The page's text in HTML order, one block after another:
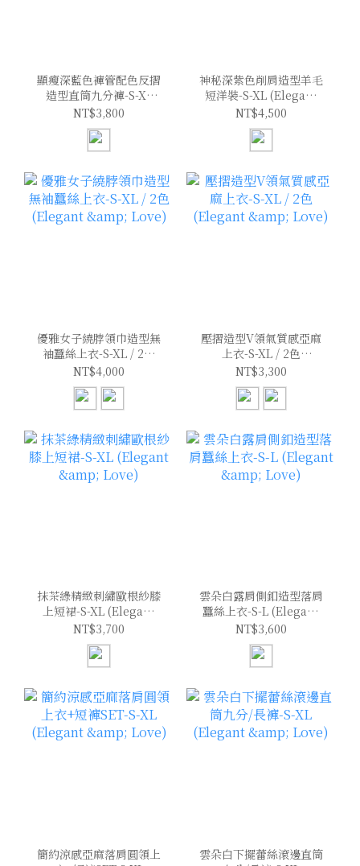
顯瘦深藍色褲管配色反摺
造型直筒九分褲-S-XL
(Elegant & Love)
NT$3,800
神秘深紫色削肩造型羊毛
短洋裝-S-XL (Elegant
& Love)
NT$4,500
優雅女子繞脖領巾造型無
袖蠶絲上衣-S-XL / 2色
(Elegant & Love)
NT$4,000
壓摺造型V領氣質感亞麻
上衣-S-XL / 2色
(Elegant & Love)
NT$3,300
抹茶綠精緻刺繡歐根紗膝
上短裙-S-XL (Elegant
& Love)
NT$3,700
雲朵白露肩側釦造型落肩
蠶絲上衣-S-L (Elegant
& Love)
NT$3,600
簡約涼感亞麻落肩圓領上
雲朵白下擺蕾絲滾邊直筒